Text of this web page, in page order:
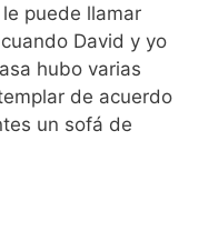
puede llamar
David y yo
hubo varias
de acuerdo
un sofá de